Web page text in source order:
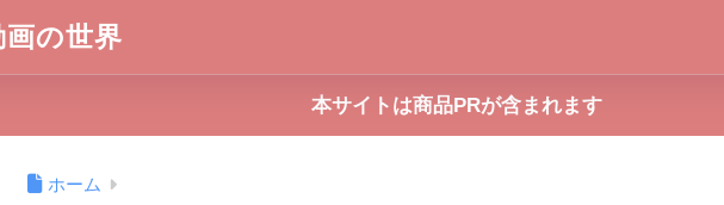
の世界
本サイトは商品PRが含まれます
ホーム